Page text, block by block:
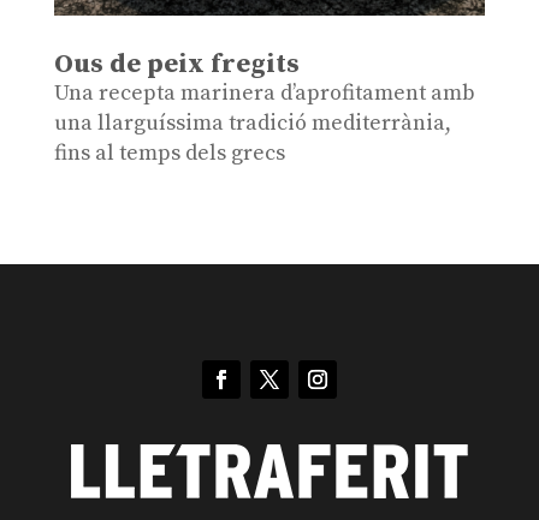
Ous de peix fregits
Una recepta marinera d’aprofitament amb
una llarguíssima tradició mediterrània,
fins al temps dels grecs